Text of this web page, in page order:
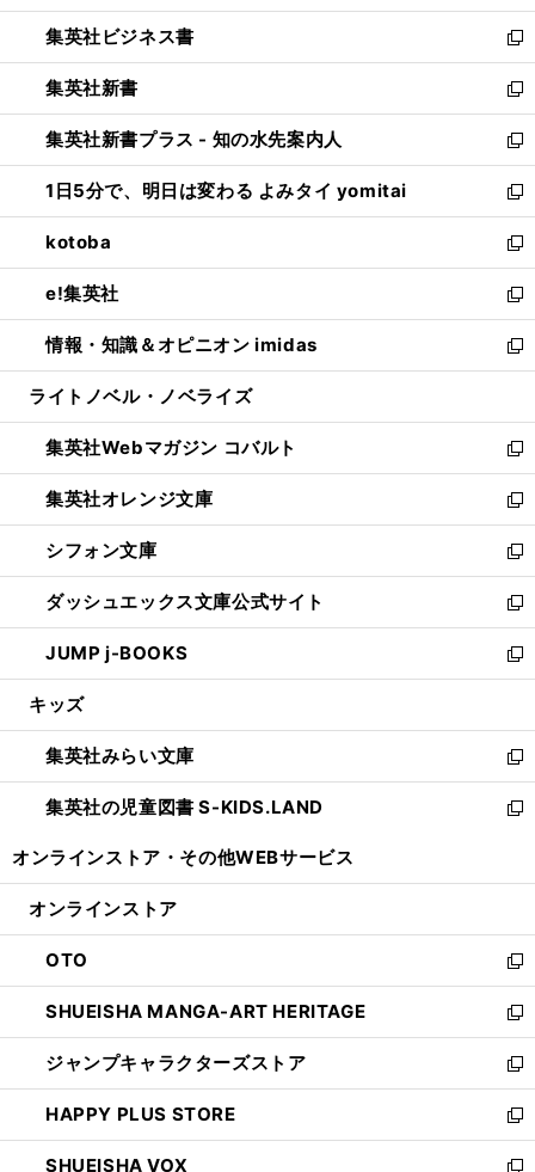
開
く
ウ
で
開
く
ン
ド
ウ
で
開
く
し
い
ウ
ィ
ン
ド
ウ
で
開
く
集英社ビジネス書
新
し
い
ウ
ィ
ン
ド
ウ
で
開
く
集英社新書
新
し
い
ウ
ィ
ン
ド
ウ
で
開
く
集英社新書プラス - 知の水先案内人
新
し
い
ウ
ィ
ン
ド
ウ
で
開
1日5分で、明日は変わる よみタイ yomitai
新
し
い
ウ
ィ
ン
ド
ウ
開
く
kotoba
新
し
い
ウ
ィ
ン
ウ
で
開
く
e!集英社
新
し
い
ウ
ン
ド
ウ
で
開
く
情報・知識＆オピニオン imidas
新
し
ウ
ィ
ン
ド
ウ
で
開
く
ライトノベル・ノベライズ
集英社Webマガジン コバルト
新
し
い
ウ
ィ
ン
ド
ウ
で
開
集英社オレンジ文庫
新
し
い
ウ
ィ
ン
ド
ウ
開
く
シフォン文庫
新
し
い
ウ
ィ
ン
ウ
で
開
く
ダッシュエックス文庫公式サイト
新
し
い
ウ
ン
ド
ウ
で
JUMP j-BOOKS
新
し
ウ
ィ
ン
ド
開
キッズ
集英社みらい文庫
新
し
い
ン
ウ
で
開
く
集英社の児童図書 S-KIDS.LAND
新
ウ
ン
ド
ウ
で
開
く
オンラインストア・ その他WEBサービス
オンラインストア
OTO
新
し
い
ウ
ィ
ン
ド
ウ
で
SHUEISHA MANGA-ART HERITAGE
新
し
い
ウ
ィ
ン
ド
ジャンプキャラクターズストア
新
し
い
ウ
HAPPY PLUS STORE
新
し
SHUEISHA VOX